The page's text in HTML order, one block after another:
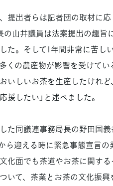
提出者らは記者団の取材に
の山井議員は法案提出の趣旨
た。そして1年間非常に苦し
くの農産物が影響を受けて
いしいお茶を生産したけれ
援したい」と述べました。
た同議連事務局長の野田国義
ら迎える時に緊急事態宣言
化面でも茶道やお茶に関する
いて、茶業とお茶の文化振